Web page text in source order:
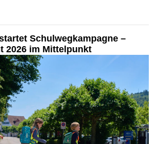
Schulwegkampagne –
2026 im Mittelpunkt